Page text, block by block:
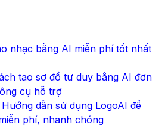
nhạc bằng AI miễn phí tốt nhất
tạo sơ đồ tư duy bằng AI đơn
cụ hỗ trợ
dẫn sử dụng LogoAI để
phí, nhanh chóng